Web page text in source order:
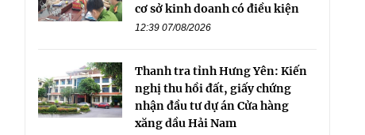
cơ sở kinh doanh có điều kiện
12:39 07/08/2026
Thanh tra tỉnh Hưng Yên: Kiến
nghị thu hồi đất, giấy chứng
nhận đầu tư dự án Cửa hàng
xăng dầu Hải Nam